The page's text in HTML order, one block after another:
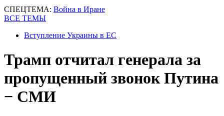
СПЕЦТЕМА: Война в Иране
ВСЕ ТЕМЫ
Вступление Украины в ЕС
Трамп отчитал генерала за
пропущенный звонок Путина
− СМИ